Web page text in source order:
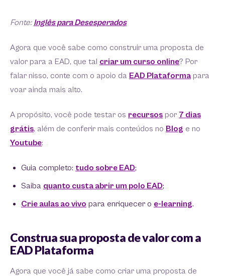
Fonte: Inglês para Desesperados
Agora que você sabe como construir uma proposta de
valor para a EAD, que tal criar um curso online? Por
falar nisso, conte com o apoio da EAD Plataforma para
voar ainda mais alto.
A propósito, você pode testar os recursos por 7 dias
grátis, além de conferir mais conteúdos no Blog e no
Youtube:
Guia completo: tudo sobre EAD;
Saiba quanto custa abrir um polo EAD;
Crie aulas ao vivo para enriquecer o e-learning.
Construa sua proposta de valor com a
EAD Plataforma
Agora que você já sabe como criar uma proposta de